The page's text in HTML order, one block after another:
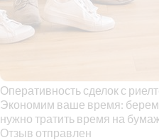
Оперативность сделок с
Экономим ваше время: берем
нужно тратить время на
Отзыв отправлен